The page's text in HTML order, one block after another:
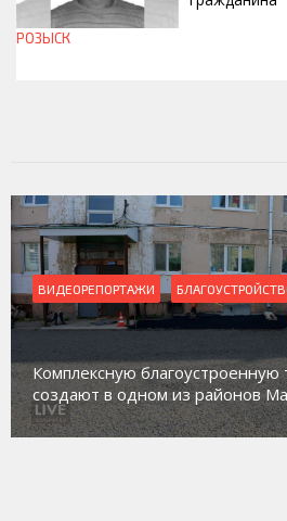
РОЗЫСК
ВИДЕОРЕПОРТАЖИ
Комплексную
создают в одном из районов